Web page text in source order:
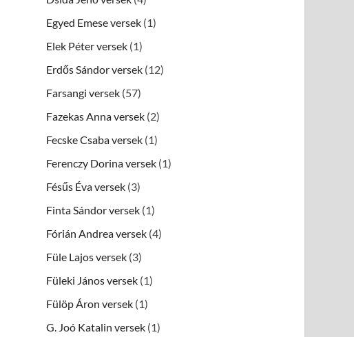
Egyed Emese versek (1)
Elek Péter versek (1)
Erdős Sándor versek (12)
Farsangi versek (57)
Fazekas Anna versek (2)
Fecske Csaba versek (1)
Ferenczy Dorina versek (1)
Fésűs Éva versek (3)
Finta Sándor versek (1)
Fórián Andrea versek (4)
Füle Lajos versek (3)
Füleki János versek (1)
Fülöp Áron versek (1)
G. Joó Katalin versek (1)